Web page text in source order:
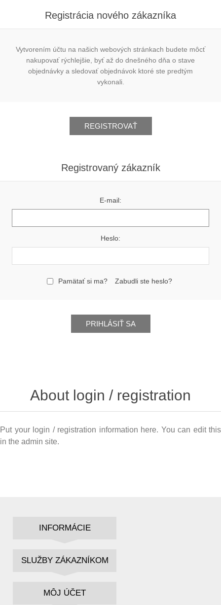
Registrácia nového zákazníka
Vytvorením účtu na našich webových stránkach budete môcť
nakupovať rýchlejšie, byť až do dnešného dňa o stave
objednávky a sledovať objednávok ktoré ste predtým
vykonali.
REGISTROVAŤ
Registrovaný zákazník
E-mail:
Heslo:
Pamätať si ma? Zabudli ste heslo?
PRIHLÁSIŤ SA
About login / registration
Put your login / registration information here. You can edit this
in the admin site.
INFORMÁCIE
SLUŽBY ZÁKAZNÍKOM
MÔJ ÚČET